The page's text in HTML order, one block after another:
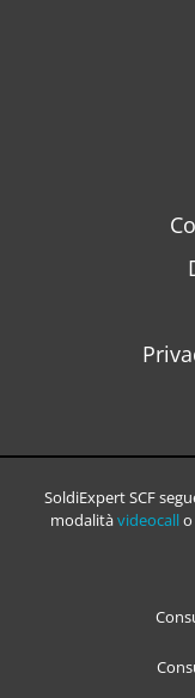
SoldiExpert SCF
modalitàvideocall